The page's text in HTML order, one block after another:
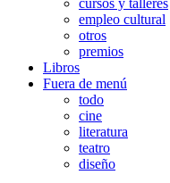
empleo cultural
otros
premios
Libros
Fuera de menú
todo
cine
literatura
teatro
diseño